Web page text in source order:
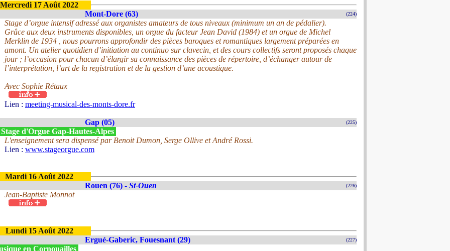
Mercredi 17 Août 2022
Mont-Dore (63)
(224)
Stage d’orgue intensif adressé aux organistes amateurs de tous niveaux (minimum un an de pédalier).
Grâce aux deux instruments disponibles, un orgue du facteur Jean David (1984) et un orgue de Michel
Merklin de 1934 , nous pourrons approfondir des pièces baroques et romantiques largement préparées en
amont. Un atelier quotidien d’initiation au continuo sur clavecin, et des cours collectifs seront proposés chaque
jour ; l’occasion pour chacun d’élargir sa connaissance des pièces de répertoire, d’échanger autour de
l’interprétation, l’art de la registration et de la gestion d’une acoustique.
Avec Sophie Rétaux
Lien : meeting-musical-des-monts-dore.fr
Gap (05) (225)
d'Orgue Gap-Hautes-Alpes
L'enseignement sera dispensé par Benoit Dumon, Serge Ollive et André Rossi.
Lien : www.stageorgue.com
Mardi 16 Août 2022
Rouen (76) - St-Ouen (226)
Jean-Baptiste Monnot
Lundi 15 Août 2022
Ergué-Gaberic, Fouesnant (29)
(227)
en Cornouailles